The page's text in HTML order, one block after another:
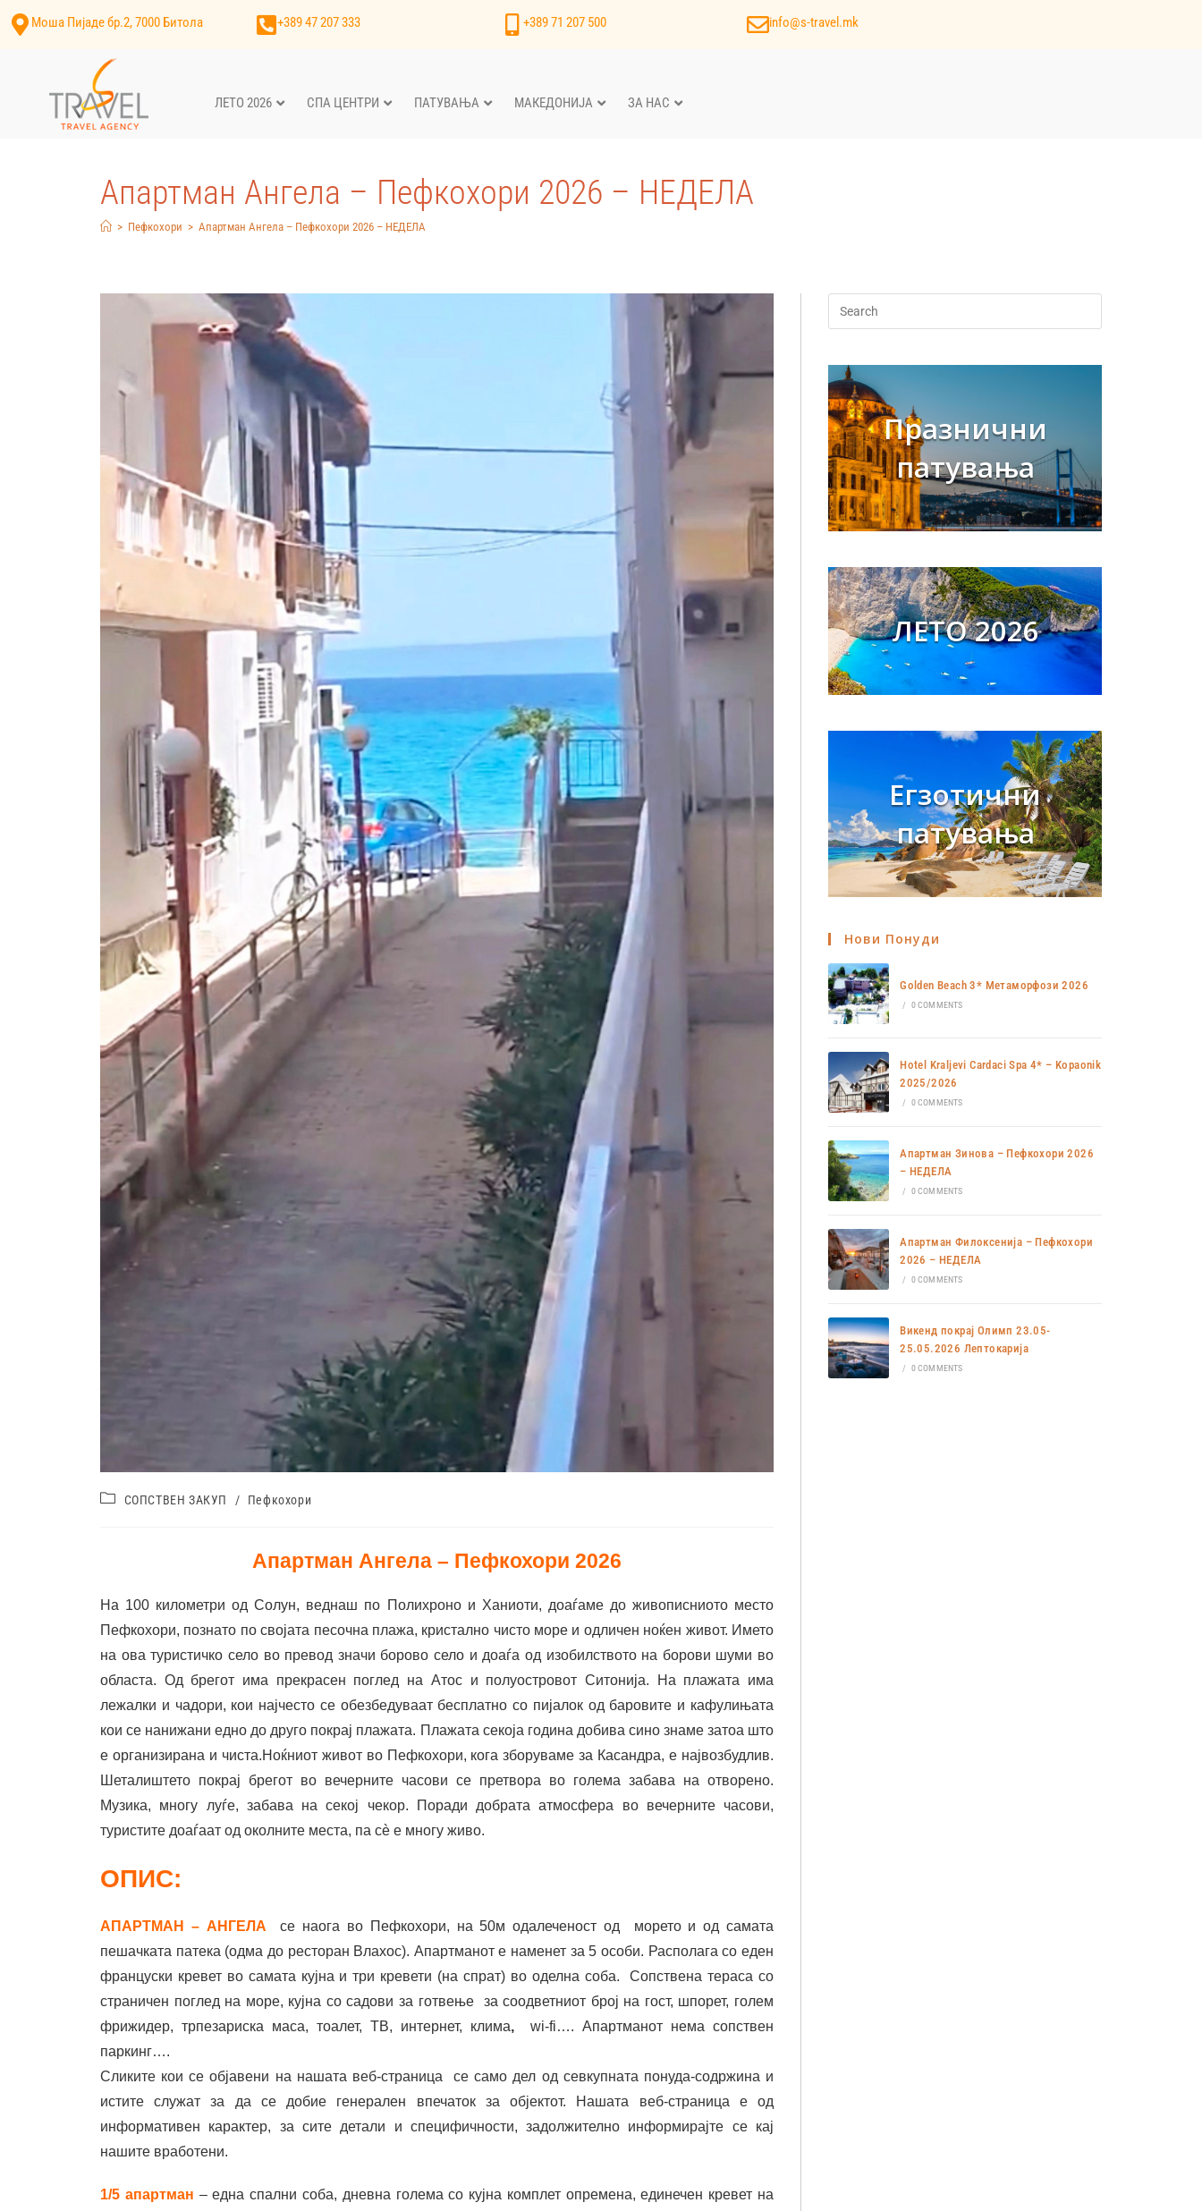
Моша Пијаде бр.2, 7000 Битола +389 47 207 333 +389 71 207 500 info@s-travel.mk
ЛЕТО 2026 СПА ЦЕНТРИ ПАТУВАЊА МАКЕДОНИЈА ЗА НАС
Апартман Ангела – Пефкохори 2026 – НЕДЕЛА
> Пефкохори > Апартман Ангела – Пефкохори 2026 – НЕДЕЛА
СОПСТВЕН ЗАКУП / Пефкохори
Апартман Ангела – Пефкохори 2026
На 100 километри од Солун, веднаш по Полихроно и Ханиоти, доаѓаме до живописниото место
Пефкохори, познато по својата песочна плажа, кристално чисто море и одличен ноќен живот. Името
на ова туристичко село во превод значи боровo село и доаѓа од изобилството на борови шуми во
областа. Од брегот има прекрасен поглед на Атос и полуостровот Ситонија. На плажата има
лежалки и чадори, кои најчесто се обезбедуваат бесплатно со пијалок од баровите и кафулињата
кои се нанижани едно до друго покрај плажата. Плажата секоја година добива сино знаме затоа што
е организирана и чиста.Ноќниот живот во Пефкохори, кога зборуваме за Касандра, е највозбудлив.
Шеталиштето покрај брегот во вечерните часови се претвора во голема забава на отворено.
Музика, многу луѓе, забава на секој чекор. Поради добрата атмосфера во вечерните часови,
туристите доаѓаат од околните места, па сè е многу живо.
ОПИС:
АПАРТМАН – АНГЕЛА
се наога во Пефкохори, на 50м одалеченост од морето и од самата
пешачката патека (одма до ресторан Влахос). Апартманот е наменет за 5 особи. Располага со еден
француски кревет во самата кујна и три кревети (на спрат) во оделна соба. Сопствена тераса со
страничен поглед на море, кујна со садови за готвење за соодветниот број на гост, шпорет, голем
фрижидер, трпезариска маса, тоалет, ТВ, интернет, клима,
wi-fi…. Апартманот нема сопствен
паркинг….
Сликите кои се објавени на нашата веб-страница се само дел од севкупната понуда-содржина и
истите служат за да се добие генерален впечаток за објектот. Нашата веб-страница е од
информативен карактер, за сите детали и специфичности, задолжително информирајте се кај
нашите вработени.
1/5 апартман – една спални соба, дневна голема со кујна комплет опремена, единечен кревет на
Празнични
патувања
ЛЕТО 2026
Егзотични
патувања
Нови Понуди
Golden Beach 3* Метаморфози 2026
/ 0 COMMENTS
Hotel Kraljevi Cardaci Spa 4* – Kopaonik
2025/2026
/ 0 COMMENTS
Апартман Зинова – Пефкохори 2026
– НЕДЕЛА
/ 0 COMMENTS
Апартман Филоксенија – Пефкохори
2026 – НЕДЕЛА
/ 0 COMMENTS
Викенд покрај Олимп 23.05-
25.05.2026 Лептокарија
/ 0 COMMENTS